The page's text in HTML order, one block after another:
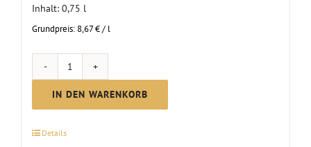
Inhalt: 0,75 l
Grundpreis: 8,67€/ l
Riesling
Classic
|
IN DEN WARENKORB
Details